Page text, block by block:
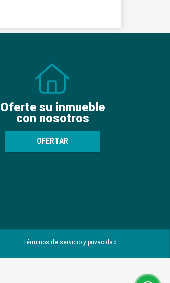
Oferte su inmueble
con nosotros
OFERTAR
Términos de servicio y privacidad